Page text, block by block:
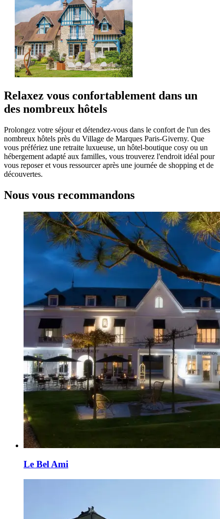
Relaxez vous confortablement dans un
des nombreux hôtels
Prolongez votre séjour et détendez-vous dans le confort de l'un des
nombreux hôtels près du Village de Marques Paris-Giverny. Que
vous préfériez une retraite luxueuse, un hôtel-boutique cosy ou un
hébergement adapté aux familles, vous trouverez l'endroit idéal pour
vous reposer et vous ressourcer après une journée de shopping et de
découvertes.
Nous vous recommandons
Le Bel Ami